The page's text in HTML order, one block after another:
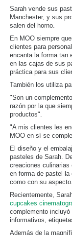
Sarah vende sus
Manchester, y sus
salen del horno.
En MOO siempre
clientes para
encanta la forma tan
en las cajas de sus
práctica para sus
También los utiliza
"Son un
razón por la que
productos".
"A mis clientes les
MOO en sí se
El diseño y el
pasteles de Sarah.
creaciones
en forma de pastel
como con su aspecto.
Recientemente,
cupcakes
complemento
informativos,
Además de la